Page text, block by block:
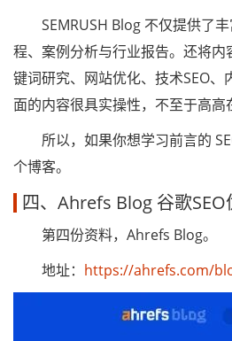
SEMRUSH Blog 不仅提供了丰
程、案例分析与行业报告。还将
键词研究、网站优化、技术SEO、
面的内容很具实操性，不至于高高
所以，如果你想学习前言的
个博客。
四、Ahrefs Blog 谷歌SEO
第四份资料，Ahrefs Blog。
地址： https://ahrefs.com/